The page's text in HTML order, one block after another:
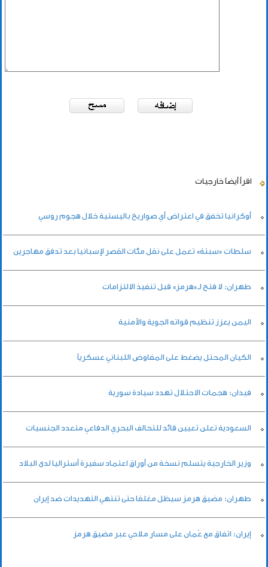
اقرأ أيضاً خارجيات
أوكرانيا تخفق في اعتراض أي صواريخ باليستية خلال هجوم روسي
سلطات «سبتة» تعمل على نقل مئات القصر لإسبانيا بعد تدفق مهاجرين
طهران: لا فتح لـ«هرمز» قبل تنفيذ الالتزامات
اليمن يعزز تنظيم قواته الجوية والأمنية
الكيان المحتل يضغط على المفاوض اللبناني عسكرياً
فيدان: هجمات الاحتلال تهدد سيادة سورية
السعودية تعلن تعيين قائد للتحالف البحري الدفاعي متعدد الجنسيات
وزير الخارجية يتسلم نسخة من أوراق اعتماد سفيرة أستراليا لدى البلاد
طهران: مضيق هرمز سيظل مغلقا حتى تنتهي التهديدات ضد إيران
إيران: اتفاق مع عُمان على مسار ملاحي عبر مضيق هرمز